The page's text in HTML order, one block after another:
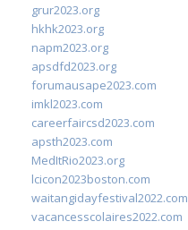
grur2023.org
hkhk2023.org
napm2023.org
apsdfd2023.org
forumausape2023.com
imkl2023.com
careerfaircsd2023.com
apsth2023.com
MedItRio2023.org
lcicon2023boston.com
waitangidayfestival2022.com
vacancesscolaires2022.com